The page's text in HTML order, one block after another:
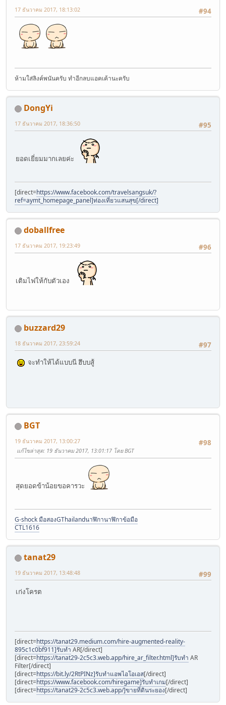
#94
17 ธันวาคม 2017, 18:13:02
ห้ามใส่ลิงค์พนันครับ ทำอีกลบแอคเค้านะครับ
DongYi
#95
17 ธันวาคม 2017, 18:36:50
ยอดเยี่ยมมากเลยค่ะ
[direct=https://www.facebook.com/travelsangsuk/?
ref=aymt_homepage_panel]ท่องเที่ยวแสนสุข[/direct]
doballfree
#96
17 ธันวาคม 2017, 19:23:49
เติมไฟให้กับตัวเอง
buzzard29
#97
18 ธันวาคม 2017, 23:59:24
จะทำให้ได้แบบนี ฮึบบสู้
BGT
#98
19 ธันวาคม 2017, 13:00:27
แก้ไขล่าสุด: 19 ธันวาคม 2017, 13:01:17 โดย BGT
สุดยอดข้าน้อยขอคารวะ
G-shock มือสองGThailandนาฬิกานาฬิกาข้อมือ
CTL1616
tanat29
#99
19 ธันวาคม 2017, 13:48:48
เก่งโครต
[direct=https://tanat29.medium.com/hire-augmented-reality-
895c1c0bf911]รับทำ AR[/direct]
[direct=https://tanat29-2c5c3.web.app/hire_ar_filter.html]รับทำ AR
Filter[/direct]
[direct=https://bit.ly/2RtPINz]รับทำแอพไอโอเอส[/direct]
[direct=https://www.facebook.com/hiregame]รับทำเกม[/direct]
[direct=https://tanat29-2c5c3.web.app/]ขายที่ดินระยอง[/direct]